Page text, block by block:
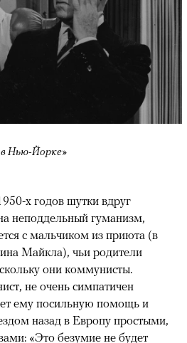
Нью-Йорке»
х годов шутки вдруг
неподдельный гуманизм,
с мальчиком из приюта (в
Майкла), чьи родители
они коммунисты.
не очень симпатичен
ему посильную помощь и
назад в Европу простыми,
«Это безумие не будет